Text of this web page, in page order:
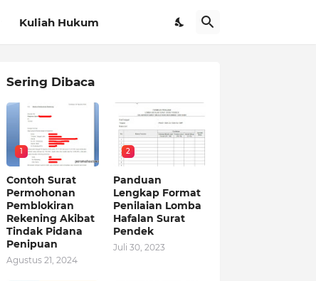
Kuliah Hukum
Sering Dibaca
1
Contoh Surat
Permohonan
Pemblokiran
Rekening Akibat
Tindak Pidana
Penipuan
Agustus 21, 2024
2
Panduan
Lengkap Format
Penilaian Lomba
Hafalan Surat
Pendek
Juli 30, 2023